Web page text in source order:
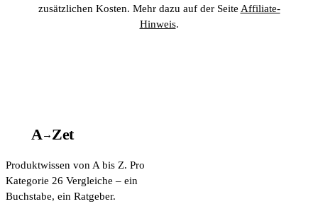
zusätzlichen Kosten. Mehr dazu auf der Seite Affiliate-
Hinweis.
A→Zet
Produktwissen von A bis Z. Pro
Kategorie 26 Vergleiche – ein
Buchstabe, ein Ratgeber.